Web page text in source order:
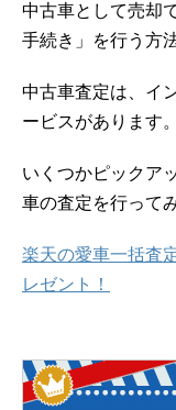
中古車として売却
手続き」を行う方
中古車査定は、イ
ービスがあります。
いくつかピックア
車の査定を行って
楽天の愛車一括査
レゼント！